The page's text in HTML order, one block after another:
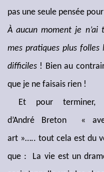
pas une seule pensée
À aucun moment je n’ai
mes pratiques plus folles
difficiles ! Bien au
que je ne faisais rien !
Et pour terminer,
d’André Breton «
art »….. tout cela est du
que : La vie est un